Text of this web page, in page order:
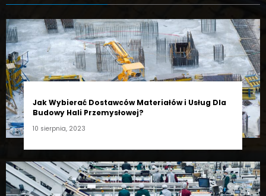
Jak Wybierać Dostawców Materiałów i Usług Dla
Budowy Hali Przemysłowej?
10 sierpnia, 2023